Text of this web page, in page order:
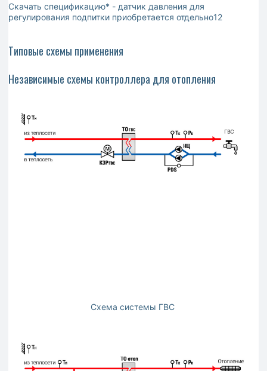
Скачать спецификацию* - датчик давления для
регулирования подпитки приобретается отдельно12
Типовые схемы применения
Независимые схемы контроллера для отопления
Схема системы ГВС